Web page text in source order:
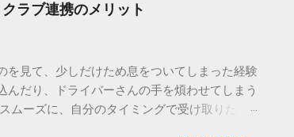
規格（日本産業規格）によって「第1水
われる非常に古い漢字（旧字）や、特定の組
ソコン上のすべての文字には、いわば「住
住所（コード）を直接指定すれば、確実に呼
す「16進数入力」 最も汎用性が高く、特別な
ラブ連携のメリット
見て、少しだけため息をついてしまった経験
だり、ドライバーさんの手を煩わせてしまう
ーズに、自分のタイミングで受け取りた